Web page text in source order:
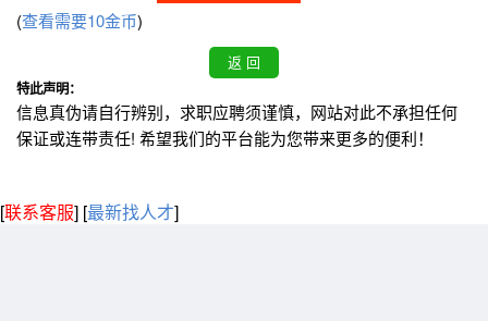
(查看需要10金币)
特此声明：
信息真伪请自行辨别，求职应聘须谨慎，网站对此不承担任何
保证或连带责任! 希望我们的平台能为您带来更多的便利！
[联系客服] [最新找人才]